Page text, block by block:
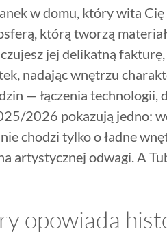
w domu, który wita
którą tworzą
jej delikatną
nadając wnętrzu
— łączenia technologii,
2026 pokazują jedno:
chodzi tylko o ładne
artystycznej odwagi. A
opowiada